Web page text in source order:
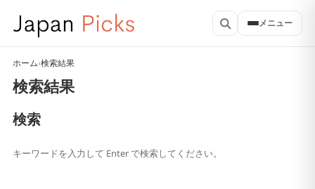
メニュー
ホーム›検索結果
検索結果
検索
キーワードを入力して Enter で検索してください。